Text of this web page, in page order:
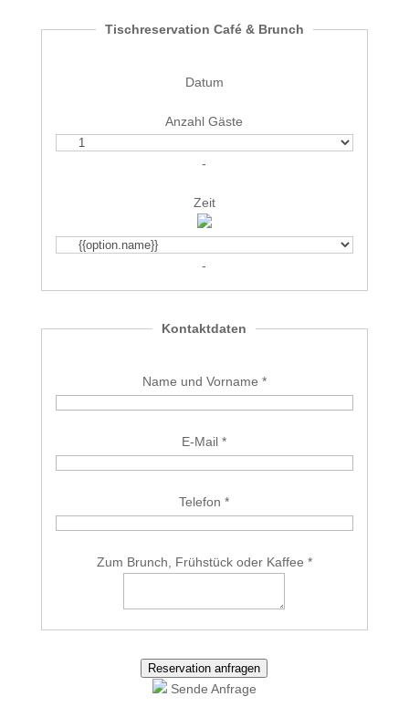
Tischreservation Café & Brunch
Datum
Anzahl Gäste
-
Zeit
-
Kontaktdaten
Name und Vorname *
E-Mail *
Telefon *
Zum Brunch, Frühstück oder Kaffee *
Reservation anfragen
Sende Anfrage